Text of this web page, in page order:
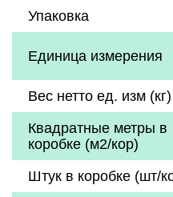
Упаковка
Единица измерения
Вес нетто ед. изм (кг)
Квадратные метры в
коробке (м2/кор)
Штук в коробке (шт/